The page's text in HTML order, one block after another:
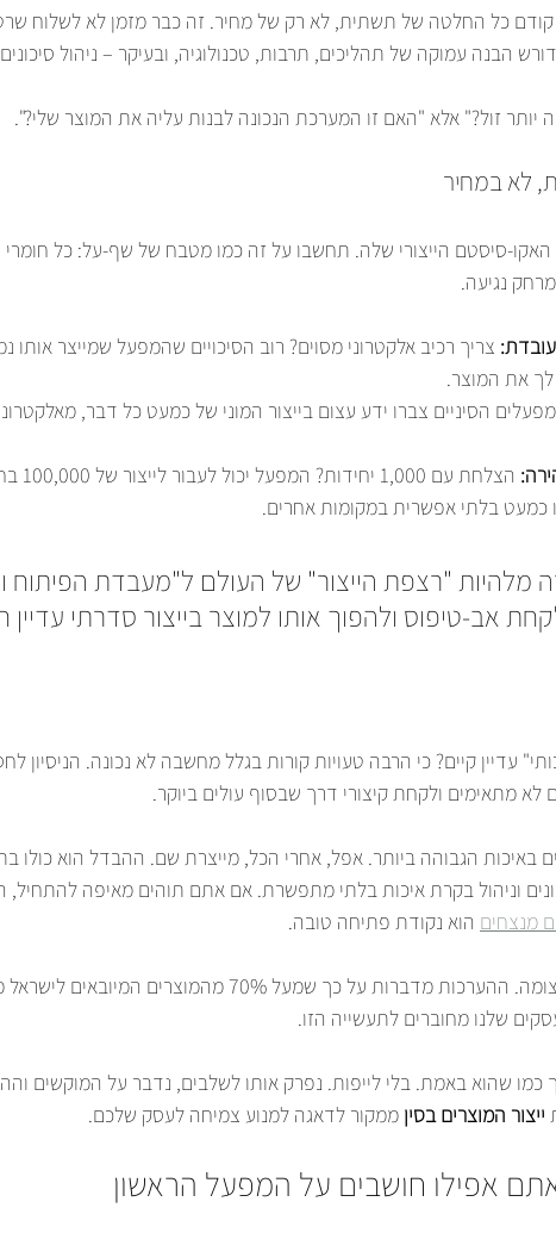
קודם כל החלטה של תשתית, לא רק של מחיר. זה כבר מזמן לא לשלוח
הבנה עמוקה של תהליכים, תרבות, טכנולוגיה, ובעיקר – ניהול
זול?" אלא "האם זו המערכת הנכונה לבנות עליה את המוצר שלי?".
לא במחיר
האקו-סיסטם הייצורי שלה. תחשבו על זה כמו מטבח של שף-על: כל
נגיעה.
צריך רכיב אלקטרוני מסוים? רוב הסיכויים שהמפעל שמייצר
את המוצר.
הסיניים צברו ידע עצום בייצור המוני של כמעט כל דבר,
הצלחת עם
כמעט בלתי אפשרית במקומות אחרים.
מלהיות "רצפת הייצור" של העולם ל"מעבדת הפיתוח
אב-טיפוס ולהפוך אותו למוצר בייצור סדרתי
עדיין קיים? כי הרבה טעויות קורות בגלל מחשבה לא נכונה. הניסיון
לא מתאימים ולקחת קיצורי דרך שבסוף עולים ביוקר.
באיכות הגבוהה ביותר. אפל, אחרי הכל, מייצרת שם. ההבדל הוא כולו
וניהול בקרת איכות בלתי מתפשרת. אם אתם תוהים מאיפה להתחיל,
מנצחים הוא נקודת פתיחה טובה.
ההשפעה על השוק הישראלי עצומה. ההערכות מדברות על כך שמעל 70% מהמוצרים
שלנו מחוברים לתעשייה הזו.
שהוא באמת. בלי לייפות. נפרק אותו לשלבים, נדבר על המוקשים
ייצור המוצרים בסין ממקור לדאגה למנוע צמיחה לעסק שלכם.
אפילו חושבים על המפעל הראשון